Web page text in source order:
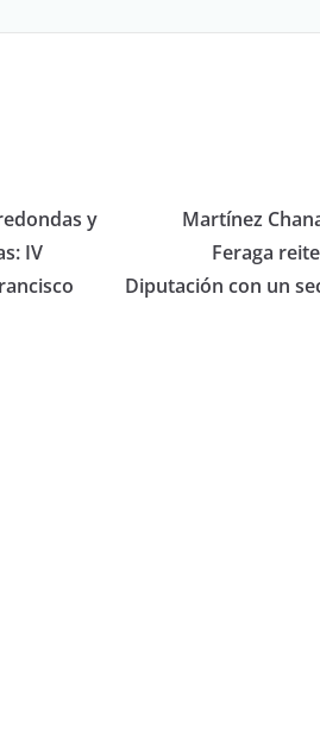
y
IV
Martínez
Feraga
Diputación con un